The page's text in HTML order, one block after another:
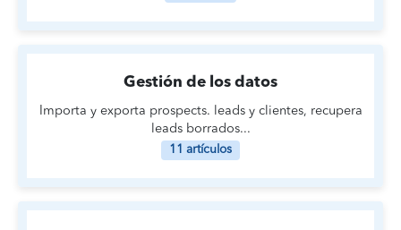
Gestión de los datos
Importa y exporta prospects. leads y clientes, recupera
leads borrados...
11 artículos